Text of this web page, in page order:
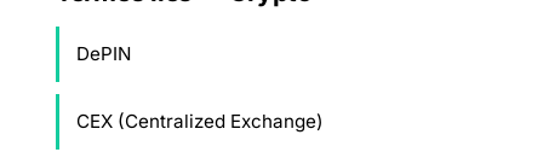
DePIN
CEX (Centralized Exchange)